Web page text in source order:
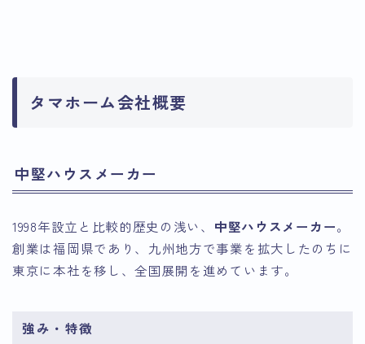
タマホーム会社概要
中堅ハウスメーカー
1998年設立と比較的歴史の浅い、 中堅ハウスメーカー。
創業は福岡県であり、九州地方で事業を拡大したのちに
東京に本社を移し、全国展開を進めています。
強み・特徴